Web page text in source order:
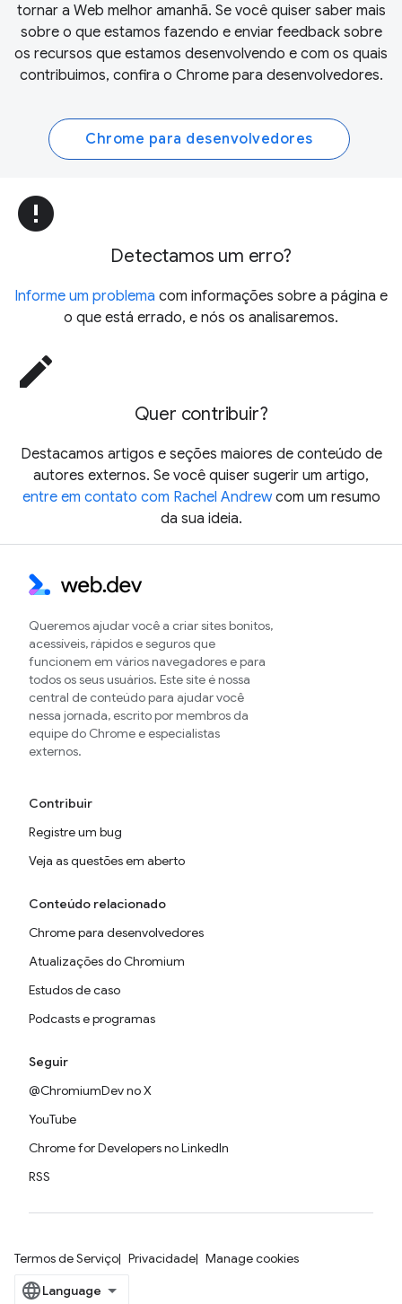
tornar a Web melhor amanhã. Se você quiser saber mais
sobre o que estamos fazendo e enviar feedback sobre
os recursos que estamos desenvolvendo e com os quais
contribuimos, confira o Chrome para desenvolvedores.
Chrome para desenvolvedores
error
Detectamos um erro?
Informe um problema com informações sobre a página e
o que está errado, e nós os analisaremos.
edit
Quer contribuir?
Destacamos artigos e seções maiores de conteúdo de
autores externos. Se você quiser sugerir um artigo,
entre em contato com Rachel Andrewcom um resumo
da sua ideia.
Queremos ajudar você a criar sites bonitos,
acessíveis, rápidos e seguros que
funcionem em vários navegadores e para
todos os seus usuários. Este site é nossa
central de conteúdo para ajudar você
nessa jornada, escrito por membros da
equipe do Chrome e especialistas
externos.
Contribuir
Registre um bug
Veja as questões em aberto
Conteúdo relacionado
Chrome para desenvolvedores
Atualizações do Chromium
Estudos de caso
Podcasts e programas
Seguir
@ChromiumDev no X
YouTube
Chrome for Developers no LinkedIn
RSS
Termos de Serviço Privacidade Manage cookies